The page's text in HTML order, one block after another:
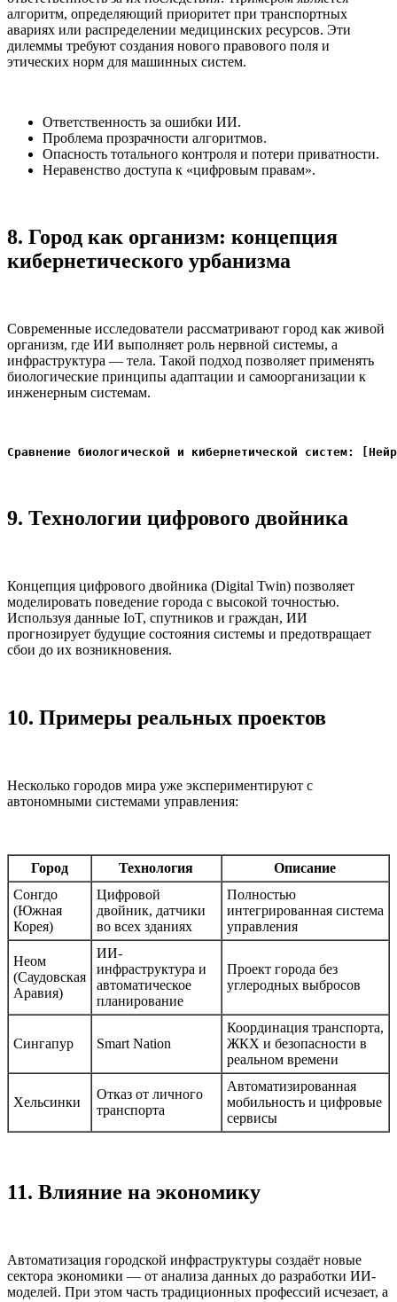
алгоритм, определяющий приоритет при транспортных
авариях или распределении медицинских ресурсов. Эти
дилеммы требуют создания нового правового поля и
этических норм для машинных систем.
Ответственность за ошибки ИИ.
Проблема прозрачности алгоритмов.
Опасность тотального контроля и потери приватности.
Неравенство доступа к «цифровым правам».
8. Город как организм: концепция
кибернетического урбанизма
Современные исследователи рассматривают город как живой
организм, где ИИ выполняет роль нервной системы, а
инфраструктура — тела. Такой подход позволяет применять
биологические принципы адаптации и самоорганизации к
инженерным системам.
Сравнение биологической и кибернетической систем:
9. Технологии цифрового двойника
Концепция цифрового двойника (Digital Twin) позволяет
моделировать поведение города с высокой точностью.
Используя данные IoT, спутников и граждан, ИИ
прогнозирует будущие состояния системы и предотвращает
сбои до их возникновения.
10. Примеры реальных проектов
Несколько городов мира уже экспериментируют с
автономными системами управления:
Город Технология
Описание
Сонгдо
(Южная
Корея)
Цифровой
двойник, датчики
во всех зданиях
Полностью
интегрированная система
управления
Неом
(Саудовская
Аравия)
ИИ-
инфраструктура и
автоматическое
планирование
Проект города без
углеродных выбросов
Сингапур Smart Nation
Координация транспорта,
ЖКХ и безопасности в
реальном времени
Хельсинки
Отказ от личного
транспорта
Автоматизированная
мобильность и цифровые
сервисы
11. Влияние на экономику
Автоматизация городской инфраструктуры создаёт новые
сектора экономики — от анализа данных до разработки ИИ-
моделей. При этом часть традиционных профессий исчезает, а